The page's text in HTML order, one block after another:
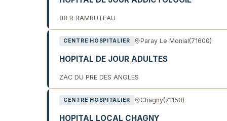
88 R RAMBUTEAU
CENTRE HOSPITALIER Paray Le Monial(71600)
HOPITAL DE JOUR ADULTES
ZAC DU PRE DES ANGLES
CENTRE HOSPITALIER Chagny(71150)
HOPITAL LOCAL CHAGNY